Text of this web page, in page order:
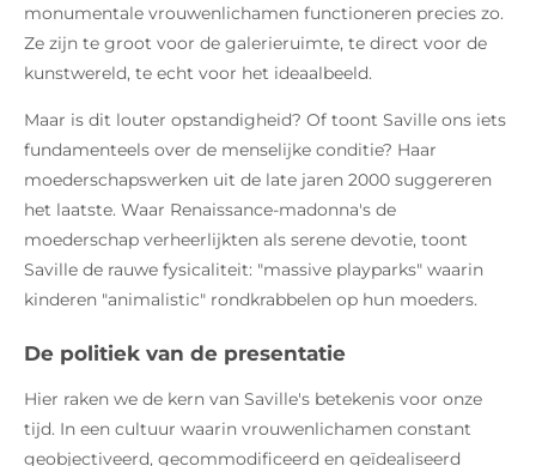
monumentale vrouwenlichamen functioneren precies zo.
Ze zijn te groot voor de galerieruimte, te direct voor de
kunstwereld, te echt voor het ideaalbeeld.
Maar is dit louter opstandigheid? Of toont Saville ons iets
fundamenteels over de menselijke conditie? Haar
moederschapswerken uit de late jaren 2000 suggereren
het laatste. Waar Renaissance-madonna's de
moederschap verheerlijkten als serene devotie, toont
Saville de rauwe fysicaliteit: "massive playparks" waarin
kinderen "animalistic" rondkrabbelen op hun moeders.
De politiek van de presentatie
Hier raken we de kern van Saville's betekenis voor onze
tijd. In een cultuur waarin vrouwenlichamen constant
geobjectiveerd, gecommodificeerd en geïdealiseerd